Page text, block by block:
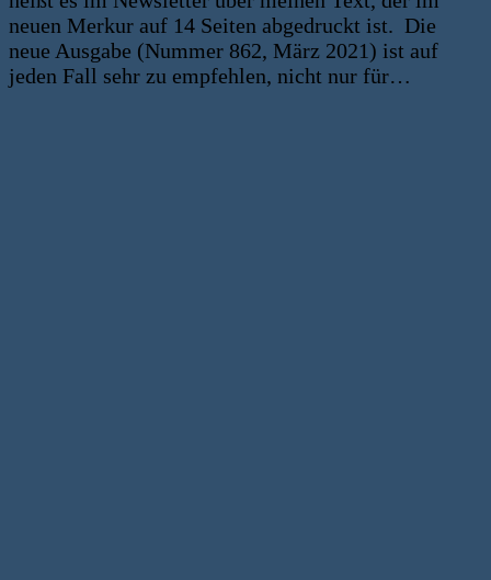
neuen Merkur auf 14 Seiten abgedruckt ist. Die
neue Ausgabe (Nummer 862, März 2021) ist auf
jeden Fall sehr zu empfehlen, nicht nur für…